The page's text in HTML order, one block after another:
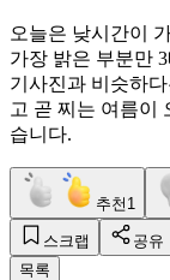
오늘은 낮시간이
가장 밝은 부분만
기사진과 비슷하
고 곧 찌는 여름이
습니다.
추천 1
스크랩 공유
목록